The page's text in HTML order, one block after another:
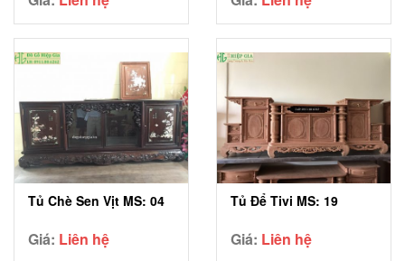
Tủ Chè Sen Vịt MS: 04
Giá: Liên hệ
Tủ Để Tivi MS: 19
Giá: Liên hệ